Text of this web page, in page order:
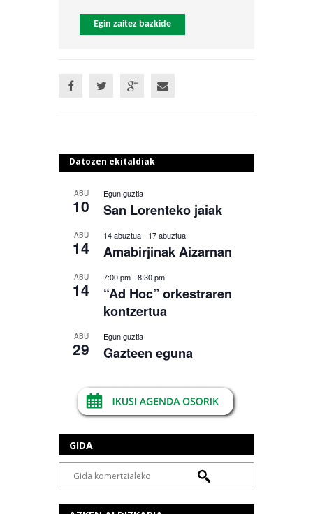
Egin zaitez bazkide
Datozen ekitaldiak
ABU
10
Egun guztia
San Lorenteko jaiak
ABU
14
14 abuztua- 17 abuztua
Amabirjinak Aizarnan
ABU
14
7:00 pm- 8:30 pm
“Ad Hoc” orkestraren
kontzertua
ABU
29
Egun guztia
Gazteen eguna
GIDA